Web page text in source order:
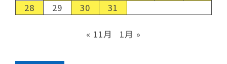
28
29 30 31
« 11月 1月 »